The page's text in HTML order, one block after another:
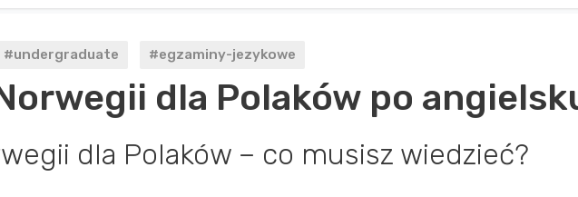
#undergraduate #egzaminy-jezykowe
dla Polaków po
dla Polaków – co musisz wiedzieć?